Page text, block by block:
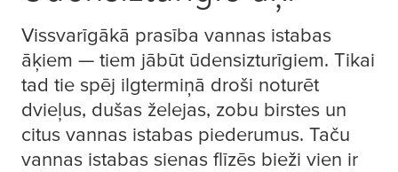
Vissvarīgākā prasība vannas istabas
āķiem — tiem jābūt ūdensizturīgiem. Tikai
tad tie spēj ilgtermiņā droši noturēt
dvieļus, dušas želejas, zobu birstes un
citus vannas istabas piederumus. Taču
vannas istabas sienas flīzēs bieži vien ir